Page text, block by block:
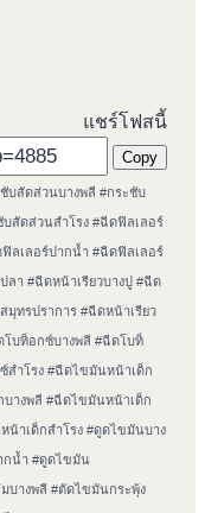
แชร์โฟสนี้
Copy
บสัดส่วนบางพลี #กระชับ
บสัดส่วนสำโรง #ฉีดฟิลเลอร์
ลเลอร์ปากน้ำ #ฉีดฟิลเลอร์
ลา #ฉีดหน้าเรียวบางปู #ฉีด
มุทรปราการ #ฉีดหน้าเรียว
โบท็อกซ์บางพลี #ฉีดโบท็
สำโรง #ฉีดไขมันหน้าเด็ก
างพลี #ฉีดไขมันหน้าเด็ก
น้าเด็กสำโรง #ดูดไขมันบาง
กน้ำ #ดูดไขมัน
บางพลี #ตัดไขมันกระพุ้ง